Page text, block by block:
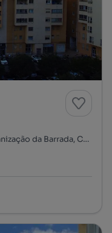
Praceta Pedro Álvares Cabral - Urbanização da Barrada, Carregado e Cadafais, Alenquer, Lisboa